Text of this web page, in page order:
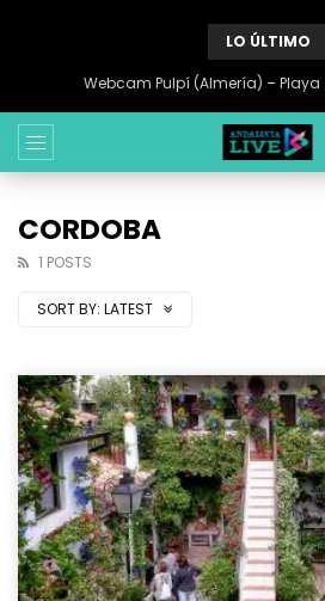
LO ÚLTIMO
Webcam Pulpí (Almería) –
CORDOBA
1 POSTS
SORT BY: LATEST